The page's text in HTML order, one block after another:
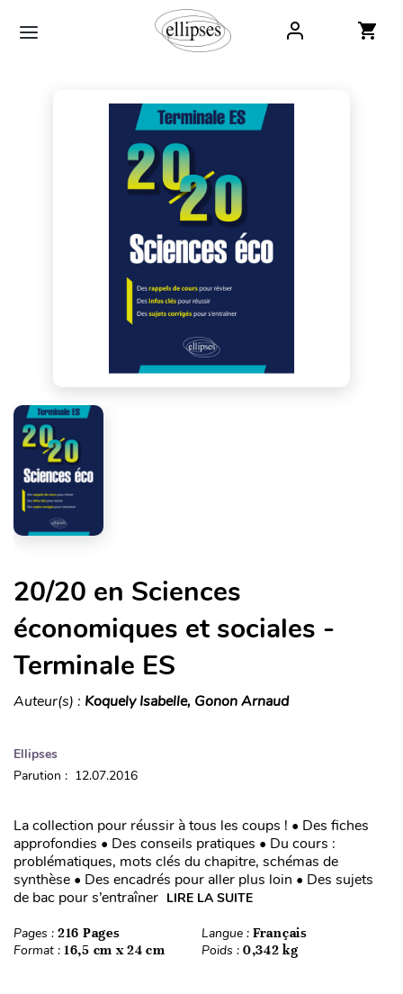
20/20 en Sciences
économiques et sociales -
Terminale ES
Auteur(s) : Koquely Isabelle, Gonon Arnaud
Ellipses
Parution : 12.07.2016
La collection pour réussir à tous les coups ! • Des fiches
approfondies • Des conseils pratiques • Du cours :
problématiques, mots clés du chapitre, schémas de
synthèse • Des encadrés pour aller plus loin • Des sujets
de bac pour s’entraîner LIRE LA SUITE
Pages : 216 Pages Langue : Français
Format : 16,5 cm x 24 cm Poids : 0,342 kg